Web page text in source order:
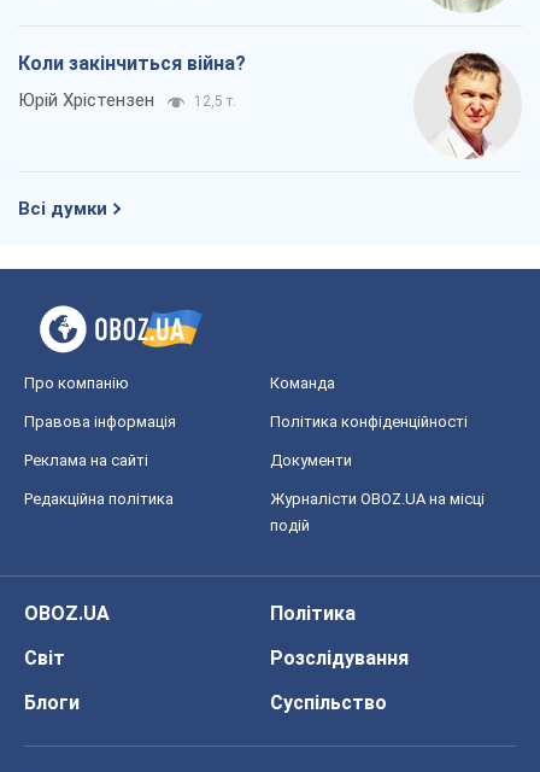
Коли закінчиться війна?
Юрій Хрістензен 12,5 т.
Всі думки
Про компанію Команда
Правова інформація Політика конфіденційності
Реклама на сайті Документи
Редакційна політика
Журналісти OBOZ.UA на місці
подій
OBOZ.UA
Політика
Світ
Розслідування
Блоги
Суспільство